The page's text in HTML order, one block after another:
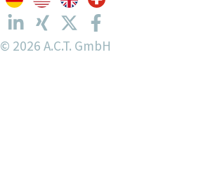
© 2026 A.C.T. GmbH